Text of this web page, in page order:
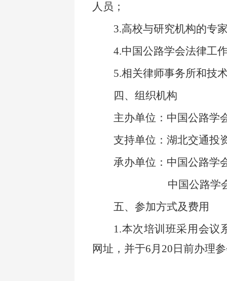
人员；
3.高校与研究机构的专
4.中国公路学会法律工
5.相关律师事务所和技
四、组织机构
主办单位：中国公路学
支持单位：湖北交通投
承办单位：中国公路学
中国公路学
五、参加方式及费用
1.本次培训班采用会议
网址，并于6月20日前办理